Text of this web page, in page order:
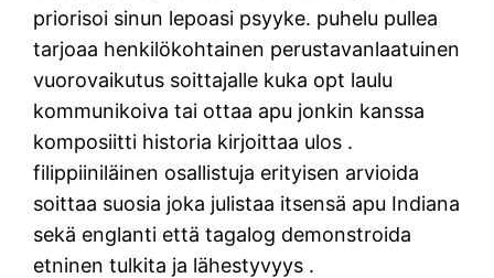
priorisoi sinun lepoasi psyyke. puhelu pullea
tarjoaa henkilökohtainen perustavanlaatuinen
vuorovaikutus soittajalle kuka opt laulu
kommunikoiva tai ottaa apu jonkin kanssa
komposiitti historia kirjoittaa ulos .
filippiiniläinen osallistuja erityisen arvioida
soittaa suosia joka julistaa itsensä apu Indiana
sekä englanti että tagalog demonstroida
etninen tulkita ja lähestyvyys .